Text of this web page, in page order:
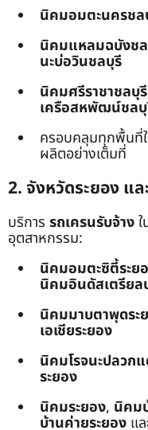
นิคมอมตะนครชล
นิคมแหลมฉบังช
นะบ่อวินชลบุรี
นิคมศรีราชาชลบุรี
เครือสหพัฒน์ชล
ครอบคลุมทุกพื้นที่
ผลิตอย่างเต็มที่
2. จังหวัดระยอง แ
บริการ รถเครนรับจ้าง
อุตสาหกรรม:
นิคมอมตะซิตี้ระย
นิคมอินดัสเตรียล
นิคมมาบตาพุดระ
เอเชียระยอง
นิคมโรจนะปลวก
ระยอง
นิคมระยอง, นิคม
บ้านค่ายระยอง แ